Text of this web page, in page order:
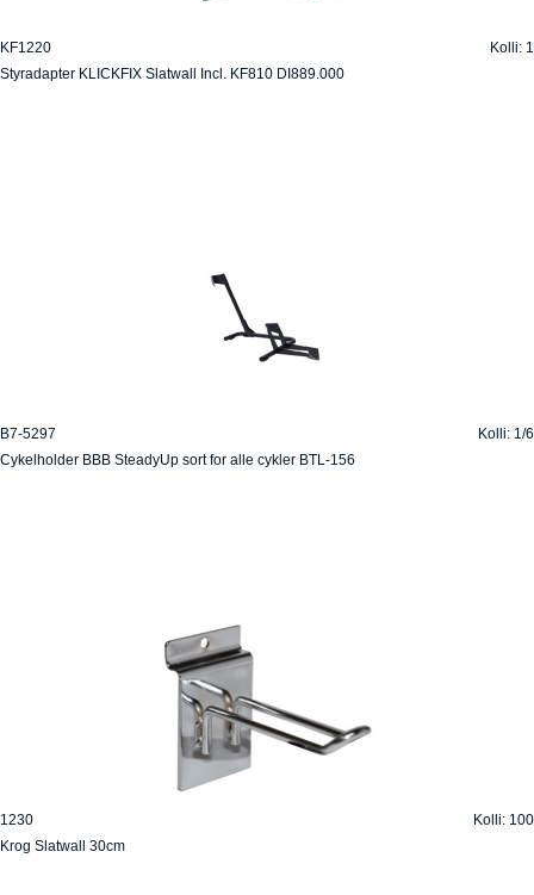
KF1220
Kolli: 1
Styradapter KLICKFIX Slatwall Incl. KF810 DI889.000
B7-5297
Kolli: 1/6
Cykelholder BBB SteadyUp sort for alle cykler BTL-156
1230
Kolli: 100
Krog Slatwall 30cm